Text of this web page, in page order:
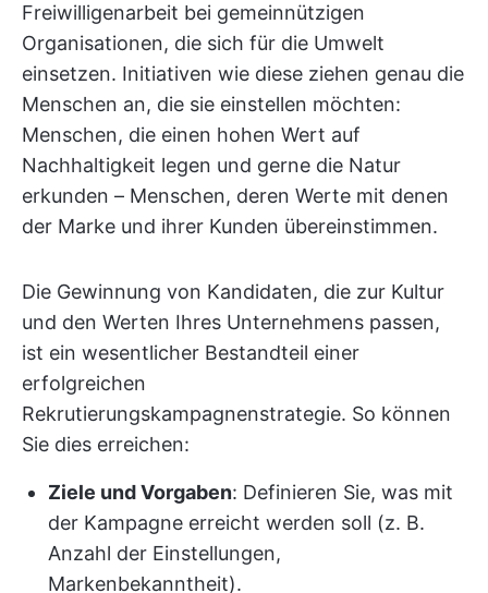
Freiwilligenarbeit bei gemeinnützigen
Organisationen, die sich für die Umwelt
einsetzen. Initiativen wie diese ziehen genau die
Menschen an, die sie einstellen möchten:
Menschen, die einen hohen Wert auf
Nachhaltigkeit legen und gerne die Natur
erkunden – Menschen, deren Werte mit denen
der Marke und ihrer Kunden übereinstimmen.
Die Gewinnung von Kandidaten, die zur Kultur
und den Werten Ihres Unternehmens passen,
ist ein wesentlicher Bestandteil einer
erfolgreichen
Rekrutierungskampagnenstrategie. So können
Sie dies erreichen:
Ziele und Vorgaben: Definieren Sie, was mit
der Kampagne erreicht werden soll (z. B.
Anzahl der Einstellungen,
Markenbekanntheit).